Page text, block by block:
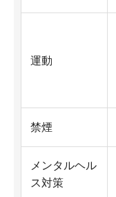
運動
禁煙
メンタルヘル
ス対策